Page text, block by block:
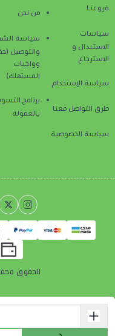
فروعنـا
سياسات
الاستبدال و
الاسترجاع
سياسة الإستخدام
طرق التواصل معنا
سياسة الخصوصية
من نحن
سياسة
والتوصيل
وواجبات
المستهلك)
برنامج
بالعمولة
الحقوق